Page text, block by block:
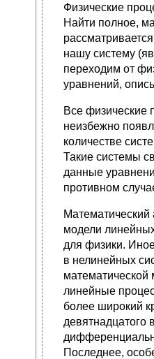
Физические
Найти полное,
нашу систему
переходим от
уравнений,
Все физические
неизбежно
количестве
Такие системы
данные
противном
модели
для физики.
в нелинейных
математической
линейные
более широкий
девятнадцатого
Последнее,